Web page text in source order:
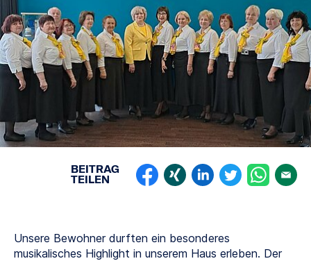
BEITRAG
TEILEN
Unsere Bewohner durften ein besonderes
musikalisches Highlight in unserem Haus erleben. Der